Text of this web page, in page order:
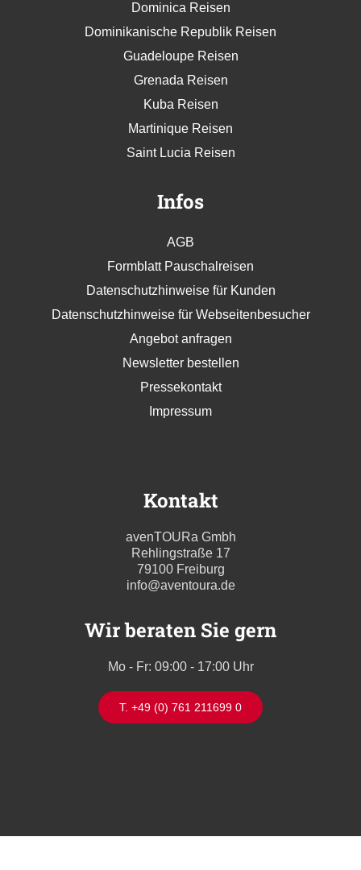
Dominica Reisen
Dominikanische Republik Reisen
Guadeloupe Reisen
Grenada Reisen
Kuba Reisen
Martinique Reisen
Saint Lucia Reisen
Infos
AGB
Formblatt Pauschalreisen
Datenschutzhinweise für Kunden
Datenschutzhinweise für Webseitenbesucher
Angebot anfragen
Newsletter bestellen
Pressekontakt
Impressum
Kontakt
avenTOURa Gmbh
Rehlingstraße 17
79100 Freiburg
info@aventoura.de
Wir beraten Sie gern
Mo - Fr: 09:00 - 17:00 Uhr
T. +49 (0) 761 211699 0